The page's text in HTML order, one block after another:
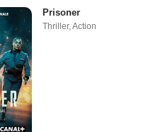
Prisoner
Thriller,Action